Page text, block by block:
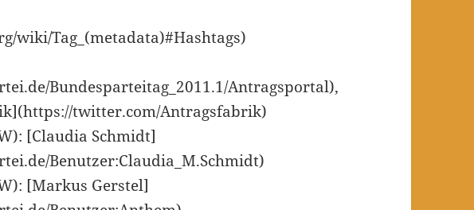
wiki/Tag_(metadata)#Hashtags)
Bundesparteitag_2011.1/Antragsportal),
twitter.com/Antragsfabrik)
[Claudia Schmidt]
Benutzer:Claudia_M.Schmidt)
[Markus Gerstel]